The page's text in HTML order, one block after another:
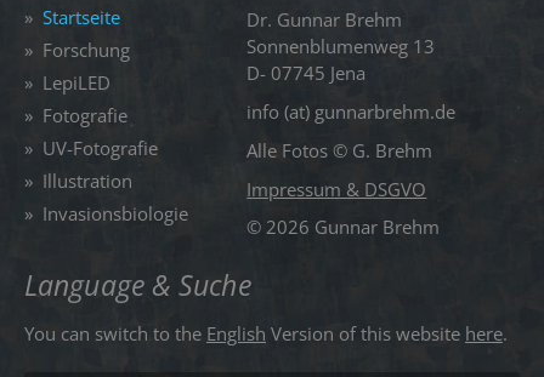
» Startseite
» Forschung
» LepiLED
» Fotografie
» UV-Fotografie
» Illustration
» Invasionsbiologie
Dr. Gunnar Brehm
Sonnenblumenweg 13
D- 07745 Jena
info (at) gunnarbrehm.de
Alle Fotos © G. Brehm
Impressum & DSGVO
©2026 Gunnar Brehm
Language & Suche
You can switch to the English Version of this website here.